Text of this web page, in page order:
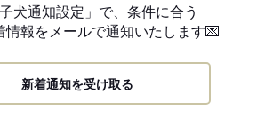
犬通知設定」で、 条件に合う
情報をメールで通知いたします💌
新着通知を受け取る